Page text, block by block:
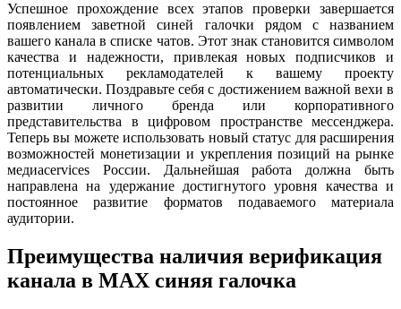
Успешное прохождение всех этапов проверки завершается
появлением заветной синей галочки рядом с названием
вашего канала в списке чатов. Этот знак становится символом
качества и надежности, привлекая новых подписчиков и
потенциальных рекламодателей к вашему проекту
автоматически. Поздравьте себя с достижением важной вехи в
развитии личного бренда или корпоративного
представительства в цифровом пространстве мессенджера.
Теперь вы можете использовать новый статус для расширения
возможностей монетизации и укрепления позиций на рынке
медиасervices России. Дальнейшая работа должна быть
направлена на удержание достигнутого уровня качества и
постоянное развитие форматов подаваемого материала
аудитории.
Преимущества наличия верификация
канала в MAX синяя галочка